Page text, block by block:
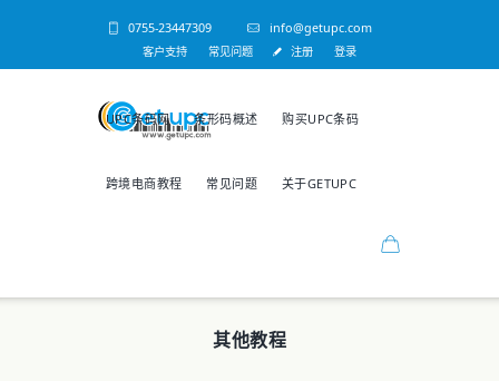
0755-23447309 info@getupc.com
客户支持 常见问题 注册 登录
UPC条码网 条形码概述 购买UPC条码
跨境电商教程 常见问题 关于GETUPC
其他教程